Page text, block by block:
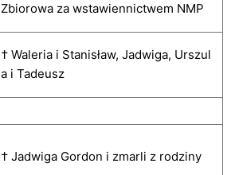
Zbiorowa za wstawiennictwem NMP
† Waleria i Stanisław, Jadwiga, Urszul
a i Tadeusz
† Jadwiga Gordon i zmarli z rodziny